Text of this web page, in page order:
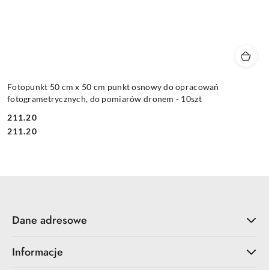
Fotopunkt 50 cm x 50 cm punkt osnowy do opracowań
fotogrametrycznych, do pomiarów dronem - 10szt
Cena:
211.20
Cena:
211.20
Dane adresowe
Informacje